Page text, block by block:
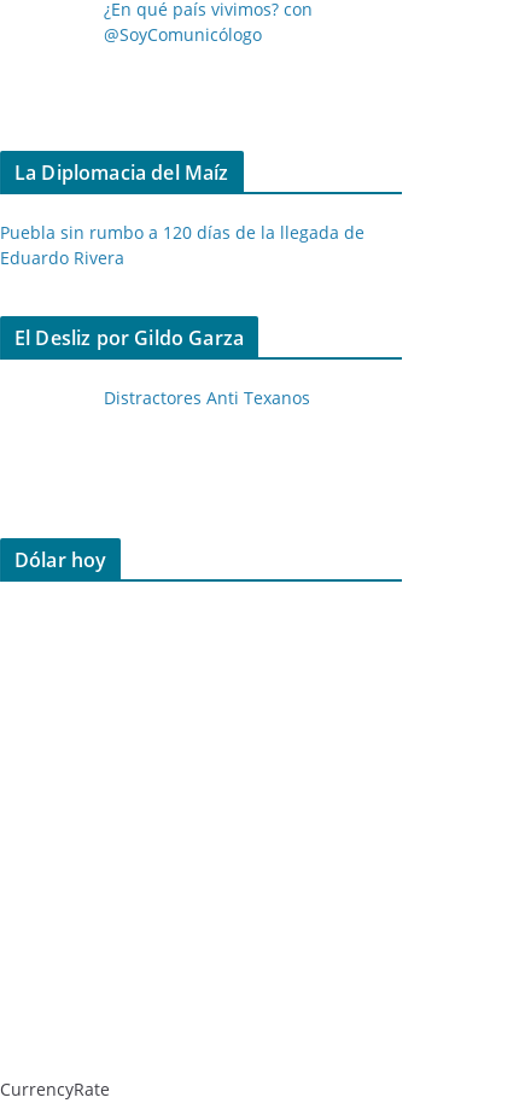
¿En qué país vivimos? con
@SoyComunicólogo
La Diplomacia del Maíz
Puebla sin rumbo a 120 días de la llegada de
Eduardo Rivera
El Desliz por Gildo Garza
Distractores Anti Texanos
Dólar hoy
CurrencyRate